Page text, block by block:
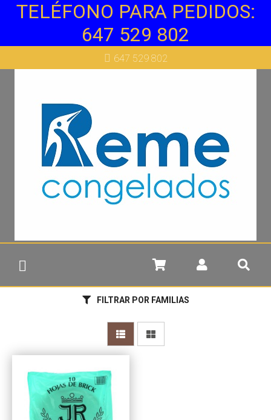
TELÉFONO PARA PEDIDOS:
647 529 802
647 529 802
FILTRAR POR FAMILIAS
Más info